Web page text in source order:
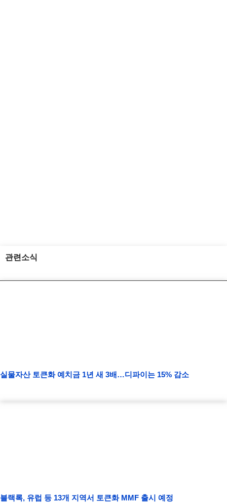
관련소식
실물자산 토큰화 예치금 1년 새 3배…디파이는 15% 감소
블랙록, 유럽 등 13개 지역서 토큰화 MMF 출시 예정